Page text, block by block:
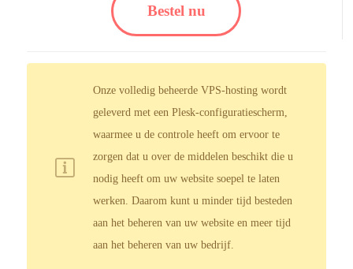
Bestel nu
Onze volledig beheerde VPS-hosting wordt
geleverd met een Plesk-configuratiescherm,
waarmee u de controle heeft om ervoor te
zorgen dat u over de middelen beschikt die u
nodig heeft om uw website soepel te laten
werken. Daarom kunt u minder tijd besteden
aan het beheren van uw website en meer tijd
aan het beheren van uw bedrijf.